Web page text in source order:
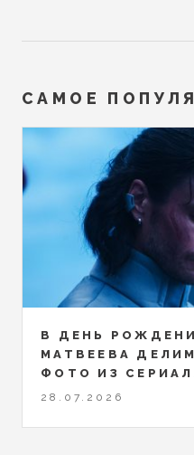
САМОЕ
В ДЕНЬ
МАТВЕЕВА
ФОТО ИЗ
28.07.2026